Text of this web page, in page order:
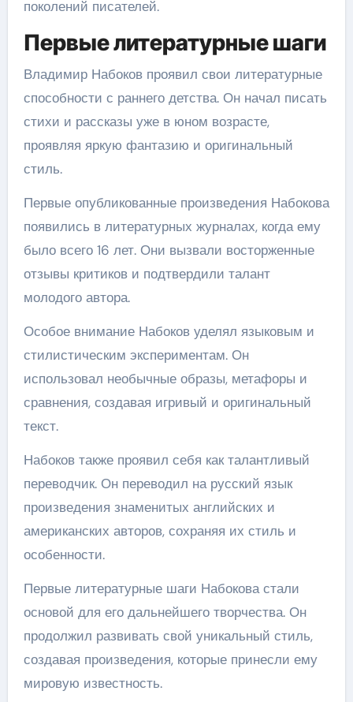
поколений писателей.
Первые литературные шаги
Владимир Набоков проявил свои литературные
способности с раннего детства. Он начал писать
стихи и рассказы уже в юном возрасте,
проявляя яркую фантазию и оригинальный
стиль.
Первые опубликованные произведения Набокова
появились в литературных журналах, когда ему
было всего 16 лет. Они вызвали восторженные
отзывы критиков и подтвердили талант
молодого автора.
Особое внимание Набоков уделял языковым и
стилистическим экспериментам. Он
использовал необычные образы, метафоры и
сравнения, создавая игривый и оригинальный
текст.
Набоков также проявил себя как талантливый
переводчик. Он переводил на русский язык
произведения знаменитых английских и
американских авторов, сохраняя их стиль и
особенности.
Первые литературные шаги Набокова стали
основой для его дальнейшего творчества. Он
продолжил развивать свой уникальный стиль,
создавая произведения, которые принесли ему
мировую известность.